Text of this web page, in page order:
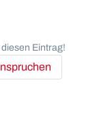
Eintrag!